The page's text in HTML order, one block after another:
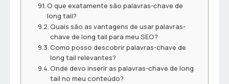
O que exatamente são palavras-chave de
long tail?
Quais são as vantagens de usar palavras-
chave de long tail para meu SEO?
Como posso descobrir palavras-chave de
long tail relevantes?
Onde devo inserir as palavras-chave de long
tail no meu conteúdo?